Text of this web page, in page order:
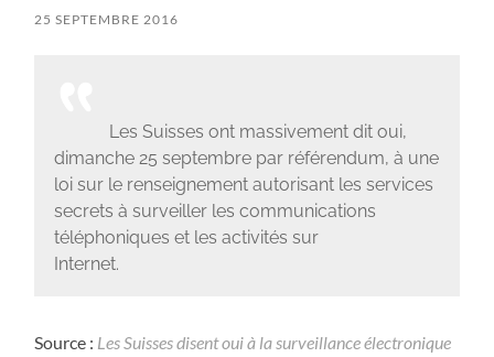
25 SEPTEMBRE 2016
Les Suisses ont massivement dit oui,
dimanche 25 septembre par référendum, à une
loi sur le renseignement autorisant les services
secrets à surveiller les communications
téléphoniques et les activités sur
Internet.
Source : Les Suisses disent oui à la surveillance électronique